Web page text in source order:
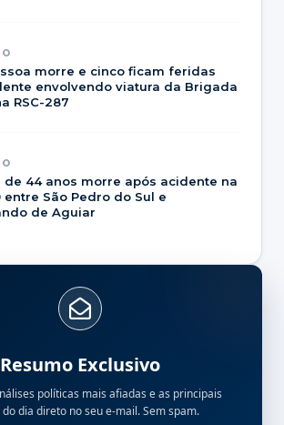
morre e cinco ficam feridas
envolvendo viatura da Brigada
RSC-287
de 44 anos morre após acidente na
entre São Pedro do Sul e
de Aguiar
Resumo Exclusivo
políticas mais afiadas e as principais
dia direto no seu e-mail. Sem spam.